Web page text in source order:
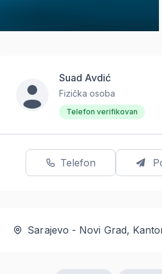
Suad Avdić
Fizička osoba
Telefon verifikovan
Telefon
Sarajevo - Novi Grad,